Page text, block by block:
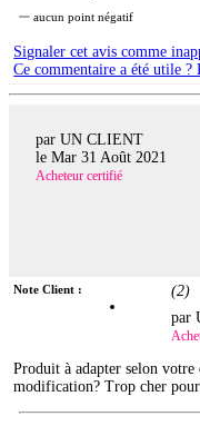
aucun point négatif
Signaler cet avis comme
Ce commentaire a été utile ?
par UN CLIENT
le Mar 31 Août 2021
Acheteur certifié
Note Client : (2)
par
Produit à adapter selon votre
modification? Trop cher